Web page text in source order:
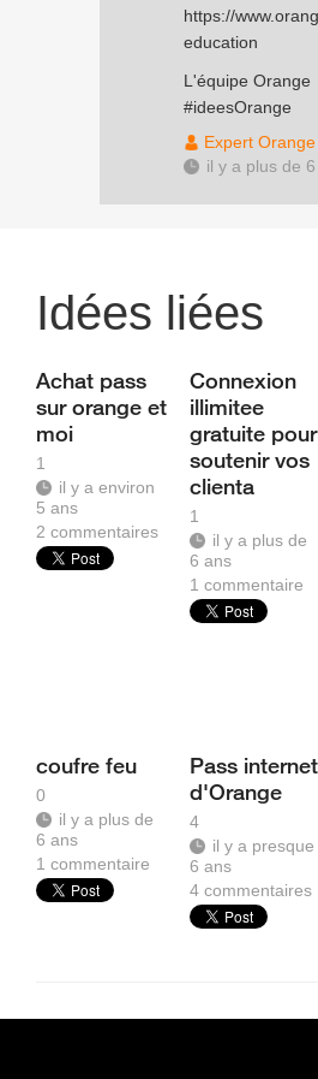
https://
education
L'équipe Orange
#ideesOrange
Expert Orange
il y a plus de
Idées liées
Achat pass
sur orange et
moi
1
il y a environ
5 ans
2 commentaires
Connexion
illimitee
gratuite pour
soutenir vos
clienta
1
il y a plus de
6 ans
1commentaire
coufre feu
0
il y a plus de
6 ans
1 commentaire
Pass internet
d'Orange
4
il y a presque
6 ans
4commentaires